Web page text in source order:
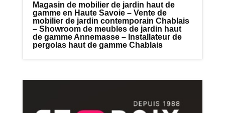
Magasin de mobilier de jardin haut de
gamme en Haute Savoie – Vente de
mobilier de jardin contemporain Chablais
– Showroom de meubles de jardin haut
de gamme Annemasse – Installateur de
pergolas haut de gamme Chablais